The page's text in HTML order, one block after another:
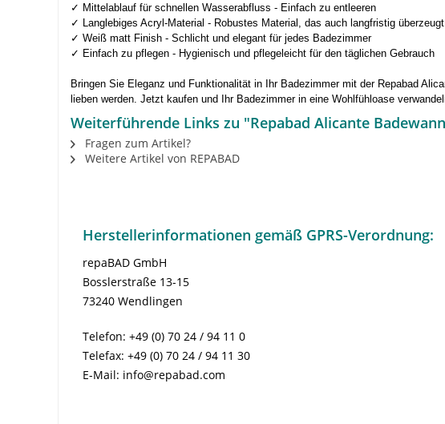
✓ Mittelablauf für schnellen Wasserabfluss - Einfach zu entleeren
✓ Langlebiges Acryl-Material - Robustes Material, das auch langfristig überzeugt
✓ Weiß matt Finish - Schlicht und elegant für jedes Badezimmer
✓ Einfach zu pflegen - Hygienisch und pflegeleicht für den täglichen Gebrauch
Bringen Sie Eleganz und Funktionalität in Ihr Badezimmer mit der Repabad
lieben werden. Jetzt kaufen und Ihr Badezimmer in eine Wohlfühloase
Weiterführende Links zu "Repabad Alicante
Fragen zum Artikel?
Weitere Artikel von REPABAD
Herstellerinformationen gemäß GPRS-Verordnung:
repaBAD GmbH
Bosslerstraße 13-15
73240 Wendlingen
Telefon: +49 (0) 70 24 / 94 11 0
Telefax: +49 (0) 70 24 / 94 11 30
E-Mail: info@repabad.com